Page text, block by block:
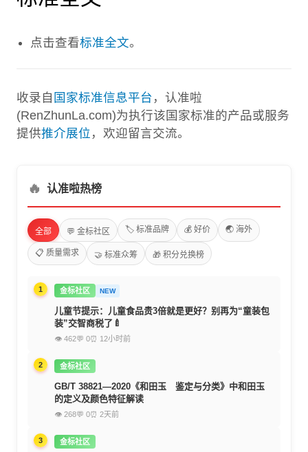
点击查看标准全文。
收录自 国家标准信息平台 ，认准啦
(RenZhunLa.com)为执行该国家标准的产品或服务
提供推介展位 ，欢迎留言交流。
🔥 认准啦热榜
全部 💬 金标社区 🏷️ 标准品牌 💰 好价 🌏 海外
📋 质量需求 🤝 标准众筹 🎁 积分兑换榜
1 金标社区 NEW
儿童节提示：儿童食品贵3倍就是更好？别再为“童装包
装”交智商税了🍼
👁 462💬 0⏰ 12小时前
2 金标社区
GB/T 38821—2020《和田玉 鉴定与分类》中和田玉
的定义及颜色特征解读
👁 268💬 0⏰ 2天前
3 金标社区